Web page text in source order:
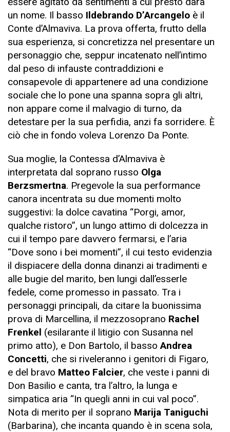
un nome. Il basso Ildebrando D’Arcangelo è il
Conte d’Almaviva. La prova offerta, frutto della
sua esperienza, si concretizza nel presentare un
personaggio che, seppur incatenato nell’intimo
dal peso di infauste contraddizioni e
consapevole di appartenere ad una condizione
sociale che lo pone una spanna sopra gli altri,
non appare come il malvagio di turno, da
detestare per la sua perfidia, anzi fa sorridere. È
ciò che in fondo voleva Lorenzo Da Ponte.
Sua moglie, la Contessa d’Almaviva è
interpretata dal soprano russo Olga
Berzsmertna. Pregevole la sua performance
canora incentrata su due momenti molto
suggestivi: la dolce cavatina “Porgi, amor,
qualche ristoro”, un lungo attimo di dolcezza in
cui il tempo pare davvero fermarsi, e l’aria
“Dove sono i bei momenti”, il cui testo evidenzia
il dispiacere della donna dinanzi ai tradimenti e
alle bugie del marito, ben lungi dall’esserle
fedele, come promesso in passato. Tra i
personaggi principali, da citare la buonissima
prova di Marcellina, il mezzosoprano Rachel
Frenkel (esilarante il litigio con Susanna nel
primo atto), e Don Bartolo, il basso Andrea
Concetti, che si riveleranno i genitori di Figaro,
e del bravo Matteo Falcier, che veste i panni di
Don Basilio e canta, tra l’altro, la lunga e
simpatica aria “In quegli anni in cui val poco”.
Nota di merito per il soprano Marija Taniguchi
(Barbarina), che incanta quando è in scena sola,